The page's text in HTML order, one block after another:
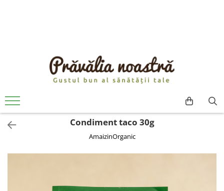
ULEIURI ȘI UNTURI
MĂSLINE
NUCI ȘI SEMINȚE
FRUCTE DESHIDRATATE
ÎNDULCITORI NATURALI / MIERE
Condiment taco 30g
AmaizinOrganic